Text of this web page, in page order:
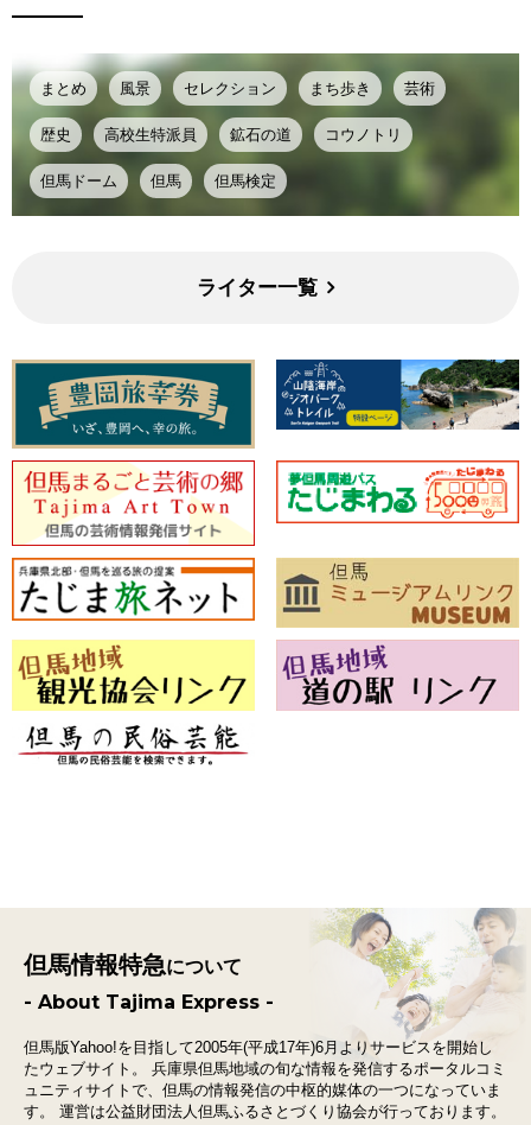
まとめ 風景 セレクション まち歩き 芸術
歴史 高校生特派員 鉱石の道 コウノトリ
但馬ドーム 但馬 但馬検定
ライター一覧
但馬情報特急について
- About Tajima Express -
但馬版Yahoo!を目指して2005年(平成17年)6月よりサービスを開始し
たウェブサイト。
兵庫県但馬地域の旬な情報を発信するポータルコミ
ュニティサイトで、 但馬の情報発信の中枢的媒体の一つになっていま
す。
運営は公益財団法人但馬ふるさとづくり協会が行っております。